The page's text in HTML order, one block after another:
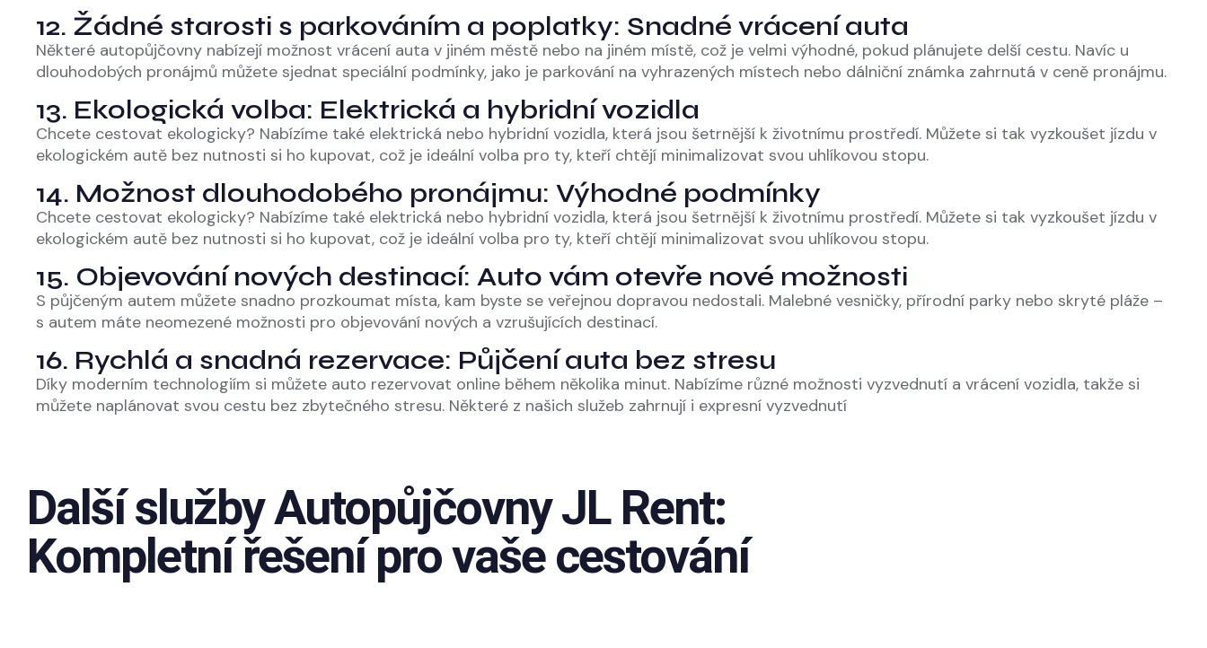
12. Žádné starosti s parkováním a poplatky: Snadné vrácení auta
Některé autopůjčovny nabízejí možnost vrácení auta v jiném městě nebo na jiném místě, což je velmi výhodné, pokud plánujete delší cestu. Navíc u
dlouhodobých pronájmů můžete sjednat speciální podmínky, jako je parkování na vyhrazených místech nebo dálniční známka zahrnutá v ceně pronájmu.
13. Ekologická volba: Elektrická a hybridní vozidla
Chcete cestovat ekologicky? Nabízíme také elektrická nebo hybridní vozidla, která jsou šetrnější k životnímu prostředí. Můžete si tak vyzkoušet jízdu v
ekologickém autě bez nutnosti si ho kupovat, což je ideální volba pro ty, kteří chtějí minimalizovat svou uhlíkovou stopu.
14. Možnost dlouhodobého pronájmu: Výhodné podmínky
Chcete cestovat ekologicky? Nabízíme také elektrická nebo hybridní vozidla, která jsou šetrnější k životnímu prostředí. Můžete si tak vyzkoušet jízdu v
ekologickém autě bez nutnosti si ho kupovat, což je ideální volba pro ty, kteří chtějí minimalizovat svou uhlíkovou stopu.
15. Objevování nových destinací: Auto vám otevře nové možnosti
S půjčeným autem můžete snadno prozkoumat místa, kam byste se veřejnou dopravou nedostali. Malebné vesničky, přírodní parky nebo skryté pláže –
s autem máte neomezené možnosti pro objevování nových a vzrušujících destinací.
16. Rychlá a snadná rezervace: Půjčení auta bez stresu
Díky moderním technologiím si můžete auto rezervovat online během několika minut. Nabízíme různé možnosti vyzvednutí a vrácení vozidla, takže si
můžete naplánovat svou cestu bez zbytečného stresu. Některé z našich služeb zahrnují i expresní vyzvednutí
Další služby Autopůjčovny JL Rent:
Kompletní řešení pro vaše cestování